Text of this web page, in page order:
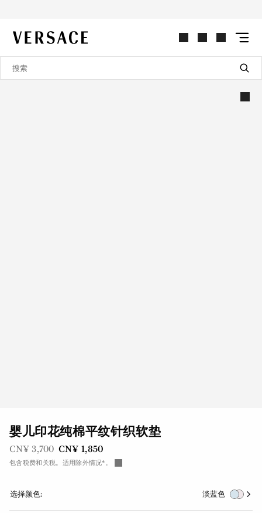
VERSACE | 主页
婴儿印花纯棉平纹针织软垫
之前是
CN¥ 3,700现在是
CN¥ 1,850
包含税费和关税。适用除外情况*。
选择颜色: 淡蓝色